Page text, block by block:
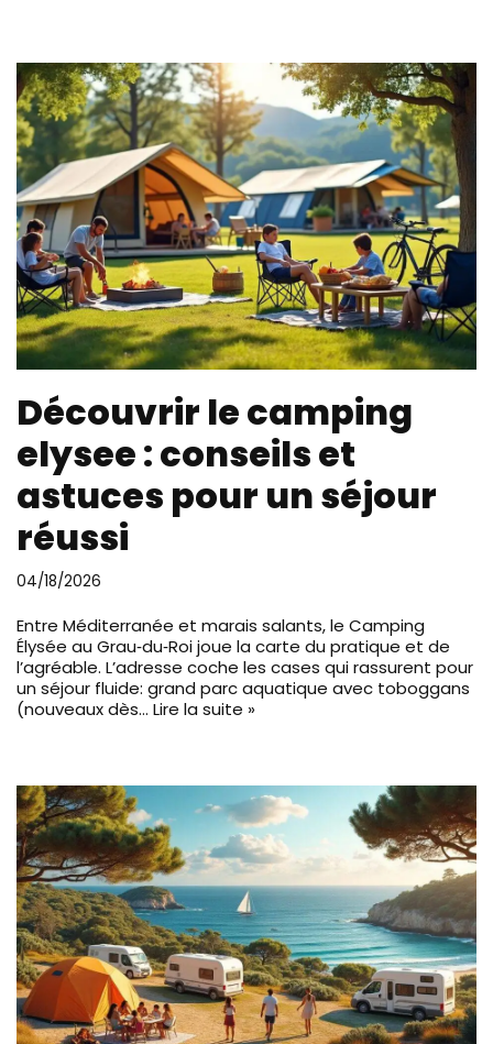
Découvrir le camping
elysee : conseils et
astuces pour un séjour
réussi
04/18/2026
Entre Méditerranée et marais salants, le Camping
Élysée au Grau‑du‑Roi joue la carte du pratique et de
l’agréable. L’adresse coche les cases qui rassurent pour
un séjour fluide: grand parc aquatique avec toboggans
(nouveaux dès… Lire la suite »